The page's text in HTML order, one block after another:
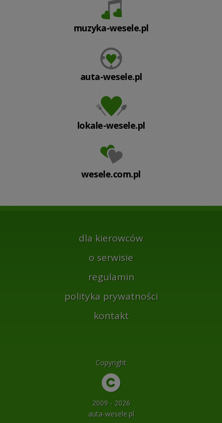
muzyka-wesele.pl
auta-wesele.pl
lokale-wesele.pl
wesele.com.pl
dla kierowców
o serwisie
regulamin
polityka prywatności
kontakt
Copyright
2009 - 2026
auta-wesele.pl